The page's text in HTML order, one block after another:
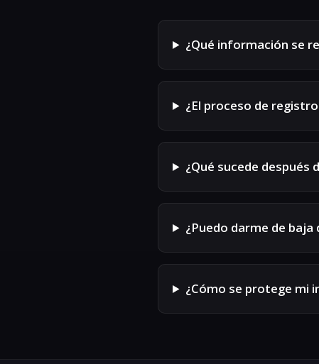
¿Qué información se
¿El proceso de
¿Qué sucede después
¿Puedo darme de baja
¿Cómo se protege mi